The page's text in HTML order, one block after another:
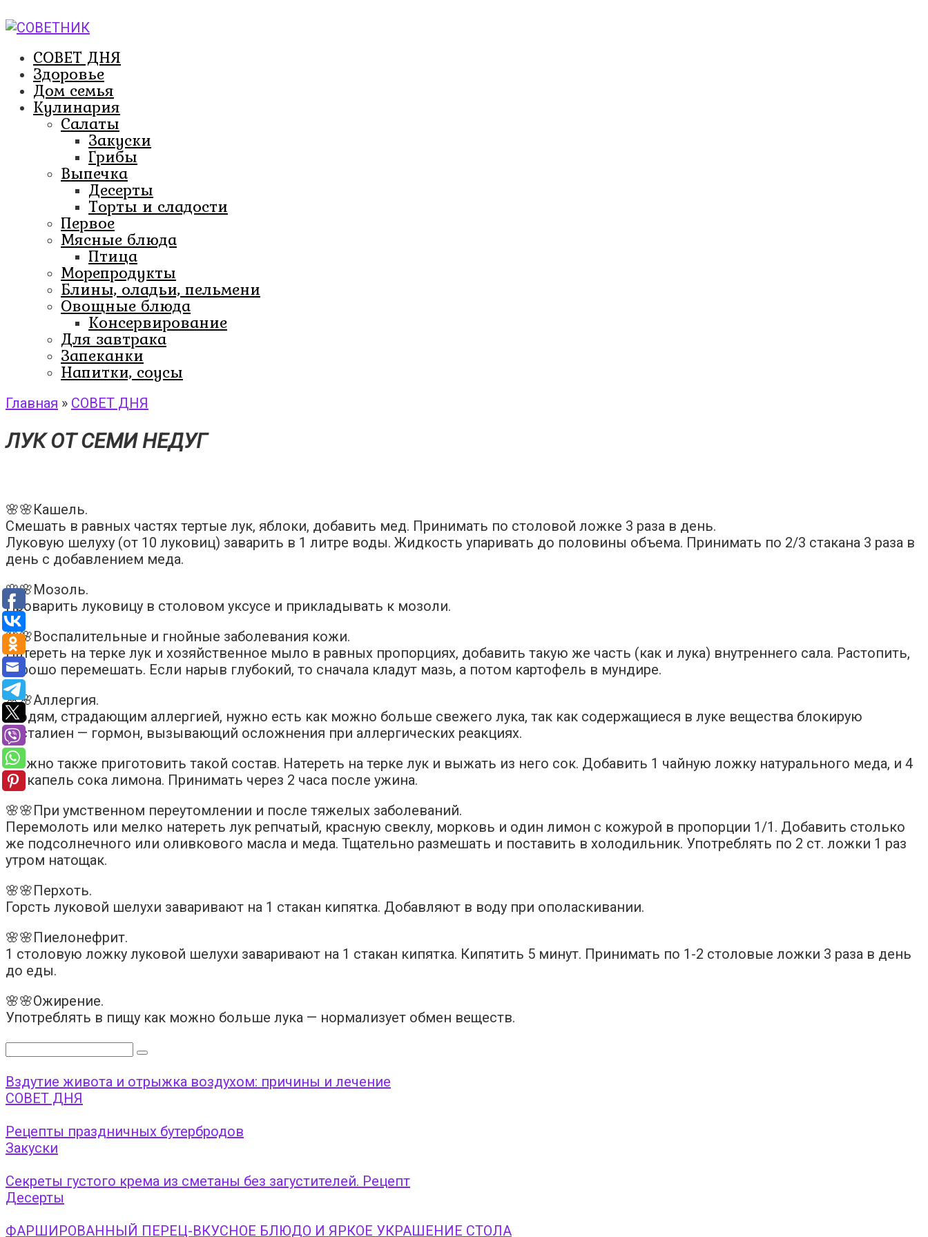
к
СОВЕТ ДНЯ
Здоровье
Дом семья
Кулинария
Салаты
Закуски
Грибы
Выпечка
Десерты
Торты и сладости
Первое
Мясные блюда
Птица
Морепродукты
Блины, оладьи, пельмени
Овощные блюда
Консервирование
Для завтрака
Запеканки
Напитки, соусы
Главная » СОВЕТ ДНЯ
ЛУК ОТ СЕМИ НЕДУГ
🌸🌸Кашель.
Смешать в равных частях тертые лук, яблоки, добавить мед. Принимать по столовой ложке 3 раза в день.
Луковую шелуху (от 10 луковиц) заварить в 1 литре воды. Жидкость упаривать до половины объема. Принимать по 2/3 стакана 3 раза в
день с добавлением меда.
🌸🌸Мозоль.
Проварить луковицу в столовом уксусе и прикладывать к мозоли.
🌸🌸Воспалительные и гнойные заболевания кожи.
Натереть на терке лук и хозяйственное мыло в равных пропорциях, добавить такую же часть (как и лука) внутреннего сала. Растопить,
хорошо перемешать. Если нарыв глубокий, то сначала кладут мазь, а потом картофель в мундире.
🌸🌸Аллергия.
Людям, страдающим аллергией, нужно есть как можно больше свежего лука, так как содержащиеся в луке вещества блокирую
гисталиен — гормон, вызывающий осложнения при аллергических реакциях.
Можно также приготовить такой состав. Натереть на терке лук и выжать из него сок. Добавить 1 чайную ложку натурального меда, и 4
—5 капель сока лимона. Принимать через 2 часа после ужина.
🌸🌸При умственном переутомлении и после тяжелых заболеваний.
Перемолоть или мелко натереть лук репчатый, красную свеклу, морковь и один лимон с кожурой в пропорции 1/1. Добавить столько
же подсолнечного или оливкового масла и меда. Тщательно размешать и поставить в холодильник. Употреблять по 2 ст. ложки 1 раз
утром натощак.
🌸🌸Перхоть.
Горсть луковой шелухи заваривают на 1 стакан кипятка. Добавляют в воду при ополаскивании.
🌸🌸Пиелонефрит.
1 столовую ложку луковой шелухи заваривают на 1 стакан кипятка. Кипятить 5 минут. Принимать по 1-2 столовые ложки 3 раза в день
до еды.
🌸🌸Ожирение.
Употреблять в пищу как можно больше лука — нормализует обмен веществ.
Поиск:
Вздутие живота и отрыжка воздухом: причины и лечение
СОВЕТ ДНЯ
Рецепты праздничных бутербродов
Закуски
Секреты густого крема из сметаны без загустителей. Рецепт
Десерты
ФАРШИРОВАННЫЙ ПЕРЕЦ-ВКУСНОЕ БЛЮДО И ЯРКОЕ УКРАШЕНИЕ СТОЛА